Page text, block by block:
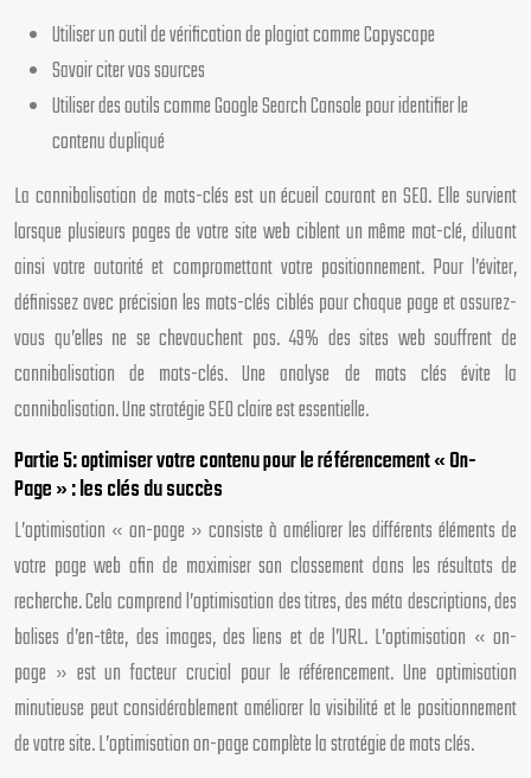
Utiliser un outil de vérification de plagiat comme Copyscape
Savoir citer vos sources
Utiliser des outils comme Google Search Console pour identifier le
contenu dupliqué
La cannibalisation de mots-clés est un écueil courant en SEO. Elle survient
lorsque plusieurs pages de votre site web ciblent un même mot-clé, diluant
ainsi votre autorité et compromettant votre positionnement. Pour l’éviter,
définissez avec précision les mots-clés ciblés pour chaque page et assurez-
vous qu’elles ne se chevauchent pas. 49% des sites web souffrent de
cannibalisation de mots-clés. Une analyse de mots clés évite la
cannibalisation. Une stratégie SEO claire est essentielle.
Partie 5: optimiser votre contenu pour le référencement « On-
Page » : les clés du succès
L’optimisation « on-page » consiste à améliorer les différents éléments de
votre page web afin de maximiser son classement dans les résultats de
recherche. Cela comprend l’optimisation des titres, des méta descriptions, des
balises d’en-tête, des images, des liens et de l’URL. L’optimisation « on-
page » est un facteur crucial pour le référencement. Une optimisation
minutieuse peut considérablement améliorer la visibilité et le positionnement
de votre site. L’optimisation on-page complète la stratégie de mots clés.